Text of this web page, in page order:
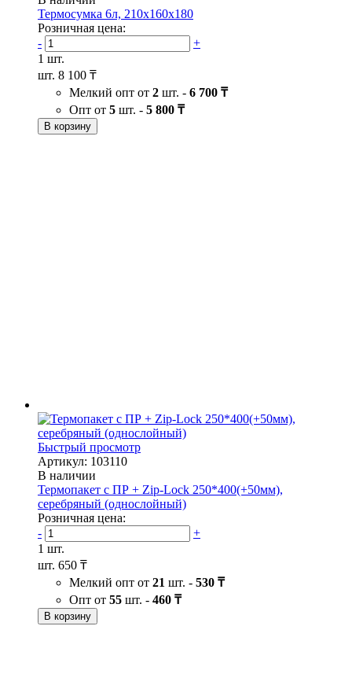
Термосумка 6л, 210х160х180
Розничная цена:
-
+
1 шт.
шт. 8 100 ₸
Мелкий опт от 2 шт. - 6 700 ₸
Опт от 5 шт. - 5 800 ₸
В корзину
Быстрый просмотр
Артикул: 103110
В наличии
Термопакет с ПР + Zip-Lock 250*400(+50мм),
серебряный (однослойный)
Розничная цена:
-
+
1 шт.
шт. 650 ₸
Мелкий опт от 21 шт. - 530 ₸
Опт от 55 шт. - 460 ₸
В корзину